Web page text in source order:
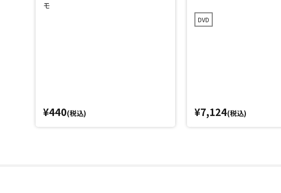
モ
¥440(税込)
DVD
¥7,124(税込)